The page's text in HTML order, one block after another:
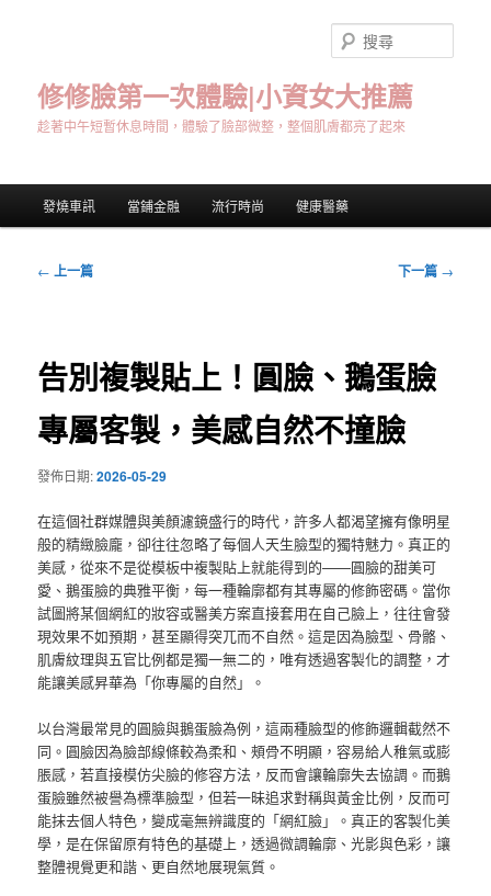
修修臉第一次體驗|小資女大推薦
趁著中午短暫休息時間，體驗了臉部微整，整個肌膚都亮了起來
尋
發燒車訊 當鋪金融 流行時尚 健康醫藥
文
← 上一篇 下一篇 →
告別複製貼上！圓臉、鵝蛋臉
專屬客製，美感自然不撞臉
發佈日期:2026-05-29
在這個社群媒體與美顏濾鏡盛行的時代，許多人都渴望擁有像明星
般的精緻臉龐，卻往往忽略了每個人天生臉型的獨特魅力。真正的
美感，從來不是從模板中複製貼上就能得到的——圓臉的甜美可
愛、鵝蛋臉的典雅平衡，每一種輪廓都有其專屬的修飾密碼。當你
試圖將某個網紅的妝容或醫美方案直接套用在自己臉上，往往會發
現效果不如預期，甚至顯得突兀而不自然。這是因為臉型、骨骼、
肌膚紋理與五官比例都是獨一無二的，唯有透過客製化的調整，才
能讓美感昇華為「你專屬的自然」。
以台灣最常見的圓臉與鵝蛋臉為例，這兩種臉型的修飾邏輯截然不
同。圓臉因為臉部線條較為柔和、頰骨不明顯，容易給人稚氣或膨
脹感，若直接模仿尖臉的修容方法，反而會讓輪廓失去協調。而鵝
蛋臉雖然被譽為標準臉型，但若一昧追求對稱與黃金比例，反而可
能抹去個人特色，變成毫無辨識度的「網紅臉」。真正的客製化美
學，是在保留原有特色的基礎上，透過微調輪廓、光影與色彩，讓
整體視覺更和諧、更自然地展現氣質。